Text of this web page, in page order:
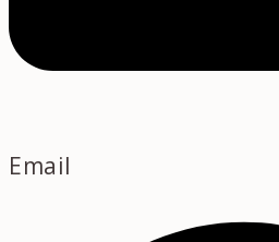
Email